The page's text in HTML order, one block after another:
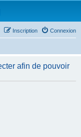
Connexion
Inscription
afin de pouvoir